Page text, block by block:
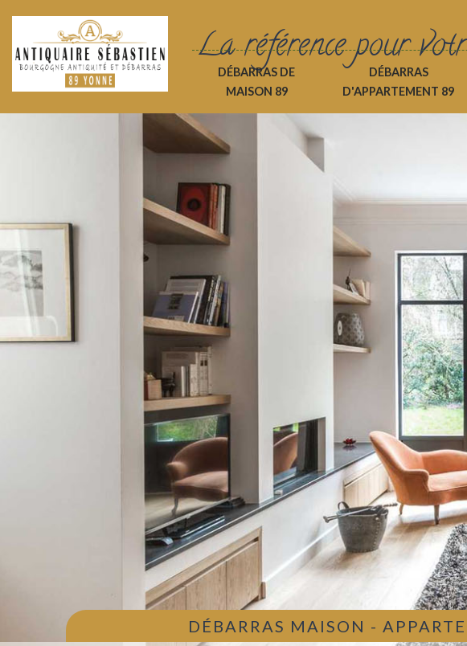
La référence pour
DÉBARRAS DE
MAISON 89
DÉBARRAS
D'APPARTEMENT 89
DÉBARRAS MAISON -